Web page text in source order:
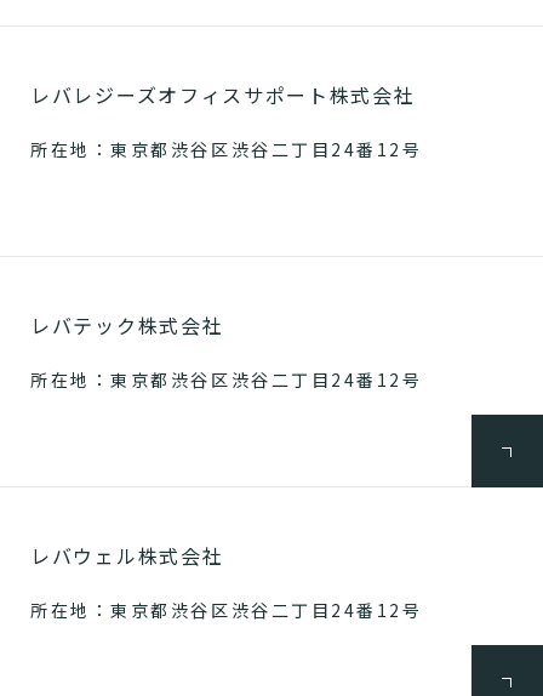
レバレジーズオフィスサポート株式会社
所在地：東京都渋谷区渋谷二丁目24番12号
レバテック株式会社
所在地：東京都渋谷区渋谷二丁目24番12号
レバウェル株式会社
所在地：東京都渋谷区渋谷二丁目24番12号